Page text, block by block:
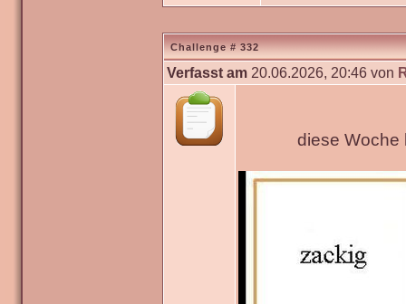
Challenge # 332
Verfasst am 20.06.2026, 20:46 von
diese Woche